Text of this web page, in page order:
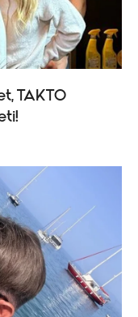
TAKTO